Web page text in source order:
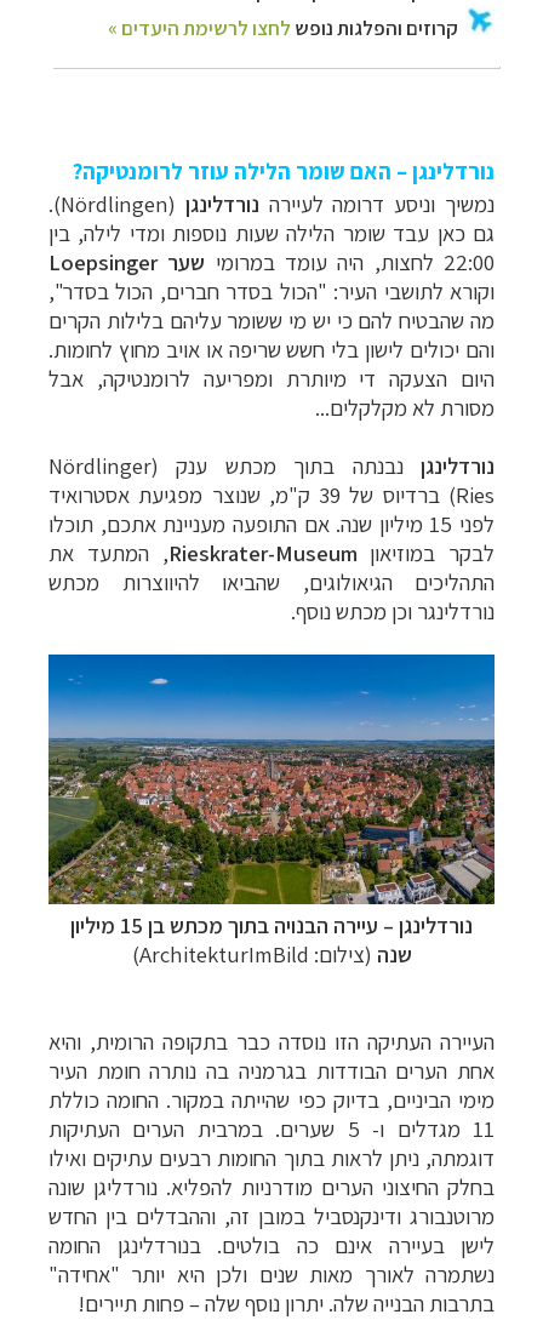
נורדלינגן – האם שומר הלילה עוזר לרומנטיקה?
נמשיך וניסע דרומה לעיירה נורדלינגן (
Nördlingen
).
גם כאן עבד שומר הלילה שעות נוספות ומדי לילה, בין
22:00 לחצות, היה עומד במרומי
שער Loepsinger
וקורא לתושבי העיר: "הכול בסדר חברים, הכול בסדר",
מה שהבטיח להם כי יש מי ששומר עליהם בלילות הקרים
והם יכולים לישון בלי חשש שריפה או אויב מחוץ לחומות.
היום הצעקה די מיותרת ומפריעה לרומנטיקה, אבל
מסורת לא מקלקלים...
נורדלינגן נבנתה בתוך מכתש ענק (Nördlinger
Ries
)
ברדיוס של 39 ק"מ, שנוצר מפגיעת אסטרואיד
לפני 15 מיליון שנה.
אם התופעה מעניינת אתכם, תוכלו
לבקר במוזיאון Rieskrater-Museum, המתעד את
התהליכים הגיאולוגים, שהביאו להיווצרות מכתש
נורדלינגר וכן מכתש נוסף.
נורדלינגן –
עיירה הבנויה בתוך מכתש בן 15 מיליון
שנה (צילום: ArchitekturImBild)
העיירה העתיקה הזו נוסדה כבר בתקופה הרומית, והיא
אחת הערים הבודדות בגרמניה בה נותרה חומת העיר
מימי הביניים, בדיוק כפי שהייתה במקור. החומה כוללת
11 מגדלים ו- 5 שערים.
במרבית הערים העתיקות
דוגמתה, ניתן לראות בתוך החומות רבעים עתיקים ואילו
בחלק החיצוני הערים מודרניות להפליא. נורדליגן שונה
מרוטנבורג ודינקנסביל במובן זה, וההבדלים בין החדש
לישן בעיירה אינם כה בולטים. בנורדלינגן החומה
נשתמרה לאורך מאות שנים ולכן היא יותר "אחידה"
בתרבות הבנייה שלה. יתרון נוסף שלה–פחות תיירים!